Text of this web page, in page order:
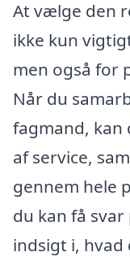
At vælge den
ikke kun
men også for
Når du
fagmand, kan
af service,
gennem hele
du kan få
indsigt i,